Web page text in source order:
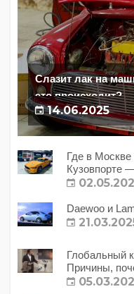
Слазит лак на
это происходит?
14.06.2025
Где в Москве
Кузовпорте
Daewoo и
Глобальный
Причины,
с этим